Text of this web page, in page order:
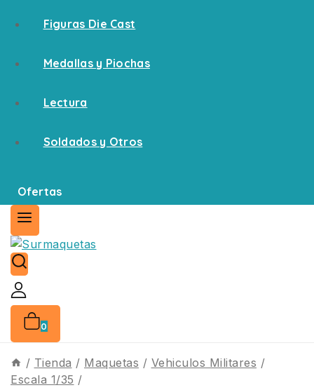
Figuras Die Cast
Medallas y Piochas
Lectura
Soldados y Otros
Ofertas
0
/ Tienda / Maquetas / Vehiculos Militares /
Escala 1/35 /